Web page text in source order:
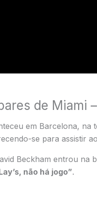
de Miami
em Barcelona, na
se para assistir
Beckham entrou na
não há jogo”.